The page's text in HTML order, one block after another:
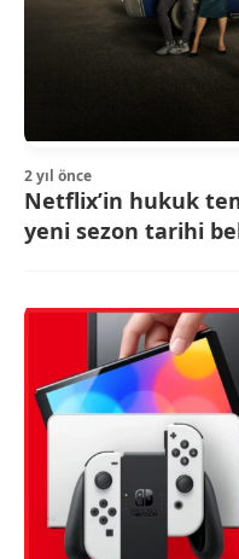
2 yıl önce
Netflix’in hukuk
yeni sezon tarihi